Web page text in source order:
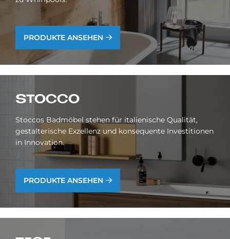
PRODUKTE ANSEHEN
STOC­CO
Stoccos Badmöbel stehen für italienische Qualität,
gestalterische Exzellenz und konsequente Investitionen
in Innovation.
PRODUKTE ANSEHEN